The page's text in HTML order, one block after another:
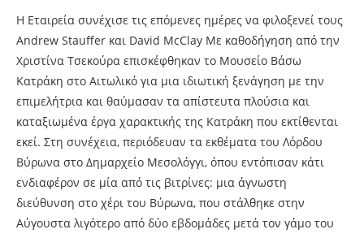
Η Εταιρεία συνέχισε τις επόμενες ημέρες να φιλοξενεί τους
Andrew Stauffer και David McClay Με καθοδήγηση από την
Χριστίνα Τσεκούρα επισκέφθηκαν το Μουσείο Βάσω
Κατράκη στο Αιτωλικό για μια ιδιωτική ξενάγηση με την
επιμελήτρια και θαύμασαν τα απίστευτα πλούσια και
καταξιωμένα έργα χαρακτικής της Κατράκη που εκτίθενται
εκεί. Στη συνέχεια, περιόδευαν τα εκθέματα του Λόρδου
Βύρωνα στο Δημαρχείο Μεσολόγγι, όπου εντόπισαν κάτι
ενδιαφέρον σε μία από τις βιτρίνες: μια άγνωστη
διεύθυνση στο χέρι του Βύρωνα, που στάλθηκε στην
Αύγουστα λιγότερο από δύο εβδομάδες μετά τον γάμο του